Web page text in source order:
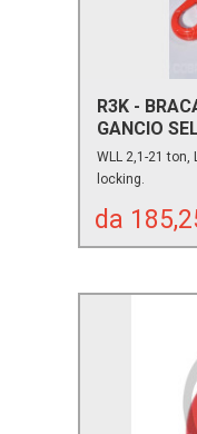
R3K -
GANCIO
WLL 2,1-21
locking.
da